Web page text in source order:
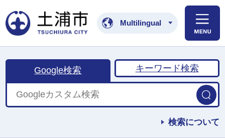
土浦市公式ホームペ
Multilingual
Google検索 キーワード検索
検索について